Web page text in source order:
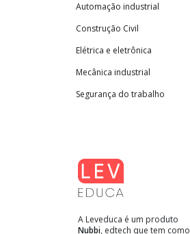
Automação industrial
Construção Civil
Elétrica e eletrônica
Mecânica industrial
Segurança do trabalho
A Leveduca é um produto
Nubbi, edtech que tem como